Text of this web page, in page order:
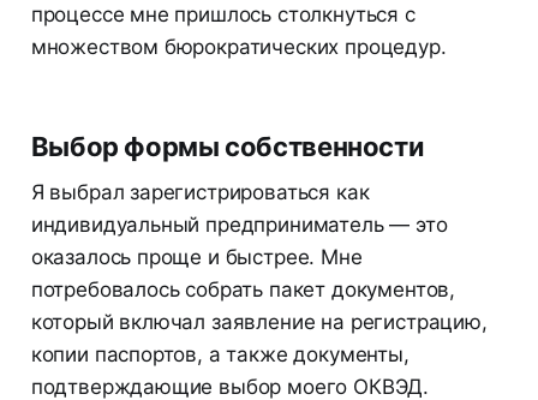
процессе мне пришлось столкнуться с
множеством бюрократических процедур.
Выбор формы собственности
Я выбрал зарегистрироваться как
индивидуальный предприниматель — это
оказалось проще и быстрее. Мне
потребовалось собрать пакет документов,
который включал заявление на регистрацию,
копии паспортов, а также документы,
подтверждающие выбор моего ОКВЭД.